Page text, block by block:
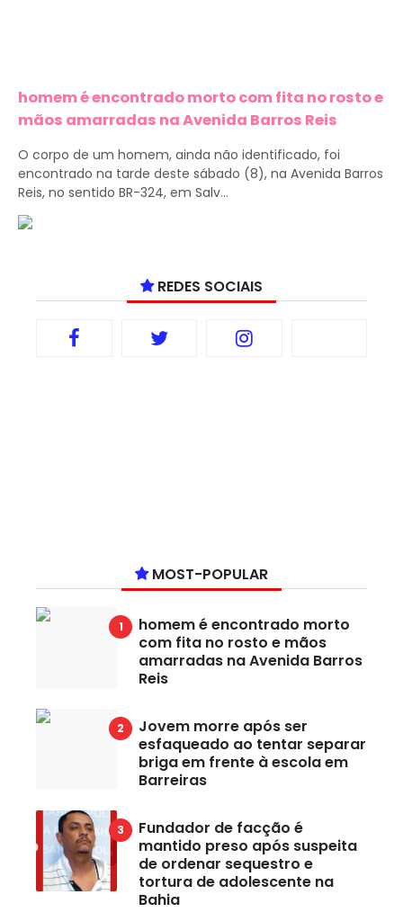
homem é encontrado morto com fita no rosto e
mãos amarradas na Avenida Barros Reis
O corpo de um homem, ainda não identificado, foi
encontrado na tarde deste sábado (8), na Avenida Barros
Reis, no sentido BR-324, em Salv...
REDES SOCIAIS
MOST-POPULAR
homem é encontrado morto
com fita no rosto e mãos
amarradas na Avenida Barros
Reis
Jovem morre após ser
esfaqueado ao tentar separar
briga em frente à escola em
Barreiras
Fundador de facção é
mantido preso após suspeita
de ordenar sequestro e
tortura de adolescente na
Bahia